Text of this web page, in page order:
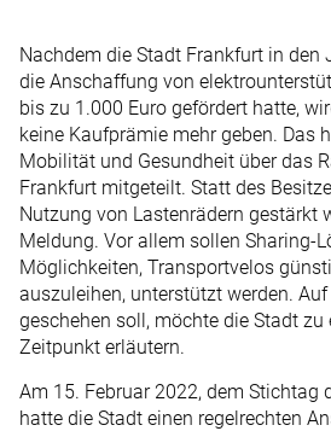
Nachdem die Stadt Frankfurt in den
die Anschaffung von
bis zu 1.000 Euro gefördert hatte,
keine Kaufprämie mehr geben. Das
Mobilität und Gesundheit über das
Frankfurt mitgeteilt. Statt des
Nutzung von Lastenrädern gestärkt
Meldung. Vor allem sollen Sharing-
Möglichkeiten, Transportvelos
auszuleihen, unterstützt werden.
geschehen soll, möchte die Stadt zu
Zeitpunkt erläutern.
Am 15. Februar 2022, dem Stichtag
hatte die Stadt einen regelrechten